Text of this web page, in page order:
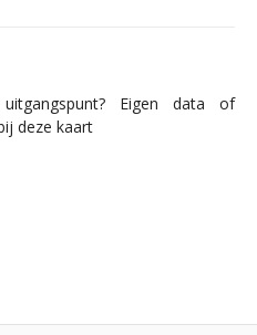
Eigen data of
deze kaart